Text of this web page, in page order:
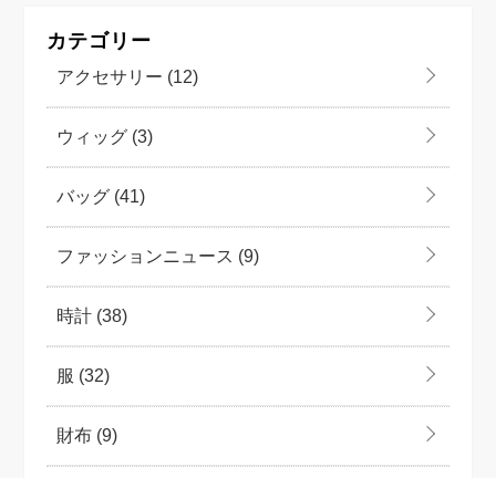
カテゴリー
アクセサリー (12)
ウィッグ (3)
バッグ (41)
ファッションニュース (9)
時計 (38)
服 (32)
財布 (9)